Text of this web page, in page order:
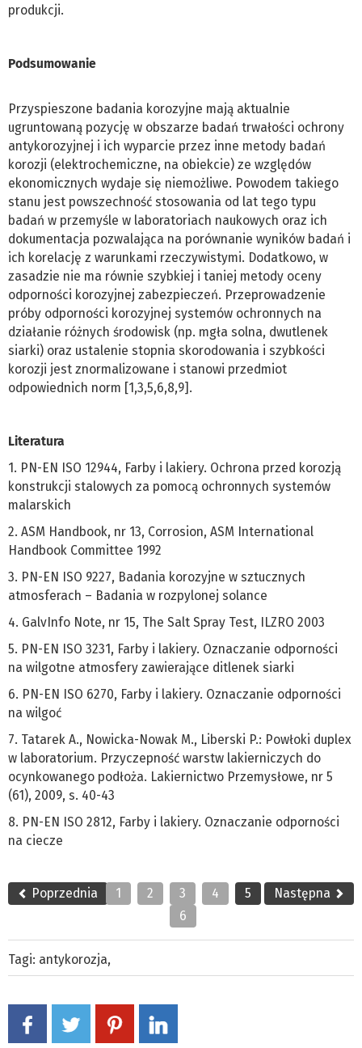
produkcji.
Podsumowanie
Przyspieszone badania korozyjne mają aktualnie
ugruntowaną pozycję w obszarze badań trwałości ochrony
antykorozyjnej i ich wyparcie przez inne metody badań
korozji (elektrochemiczne, na obiekcie) ze względów
ekonomicznych wydaje się niemożliwe. Powodem takiego
stanu jest powszechność stosowania od lat tego typu
badań w przemyśle w laboratoriach naukowych oraz ich
dokumentacja pozwalająca na porównanie wyników badań i
ich korelację z warunkami rzeczywistymi. Dodatkowo, w
zasadzie nie ma równie szybkiej i taniej metody oceny
odporności korozyjnej zabezpieczeń. Przeprowadzenie
próby odporności korozyjnej systemów ochronnych na
działanie różnych środowisk (np. mgła solna, dwutlenek
siarki) oraz ustalenie stopnia skorodowania i szybkości
korozji jest znormalizowane i stanowi przedmiot
odpowiednich norm [1,3,5,6,8,9].
Literatura
1. PN-EN ISO 12944, Farby i lakiery. Ochrona przed korozją
konstrukcji stalowych za pomocą ochronnych systemów
malarskich
2. ASM Handbook, nr 13, Corrosion, ASM International
Handbook Committee 1992
3. PN-EN ISO 9227, Badania korozyjne w sztucznych
atmosferach – Badania w rozpylonej solance
4. GalvInfo Note, nr 15, The Salt Spray Test, ILZRO 2003
5. PN-EN ISO 3231, Farby i lakiery. Oznaczanie odporności
na wilgotne atmosfery zawierające ditlenek siarki
6. PN-EN ISO 6270, Farby i lakiery. Oznaczanie odporności
na wilgoć
7. Tatarek A., Nowicka-Nowak M., Liberski P.: Powłoki duplex
w laboratorium. Przyczepność warstw lakierniczych do
ocynkowanego podłoża. Lakiernictwo Przemysłowe, nr 5
(61), 2009, s. 40-43
8. PN-EN ISO 2812, Farby i lakiery. Oznaczanie odporności
na ciecze
Poprzednia 1 2 3 4
5
6
Następna
Tagi: antykorozja,